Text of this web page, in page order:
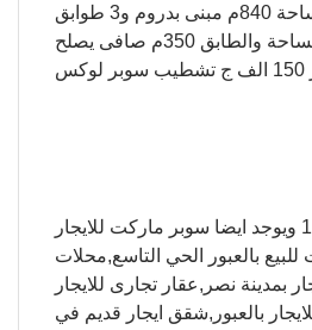
للايجار يالشروق مساحة 840م مبنى بدروم و3 طوابق
البدروم على كامل المساحة والطابق 350م صافى يصلح
اعلان رقم 115 ويوجد ايضا سوبر ماركت للايجار
للبيع بالعبور الحي التاسع,محلات
بمدينة نصر,عقار تجارى للايجار
بالعبور,شقق ايجار قديم في